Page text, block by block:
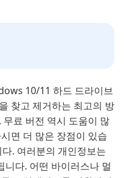
10/11 하드 드라이브
찾고 제거하는 최고의 방
료 버전 역시 도움이 많
면 더 많은 장점이 있습
. 여러분의 개인정보는
다. 어떤 바이러스나 멀